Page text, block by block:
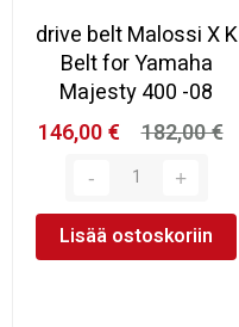
drive belt Malossi X K
Belt for Yamaha
Majesty 400 -08
146,00 €
182,00 €
Lisää ostoskoriin